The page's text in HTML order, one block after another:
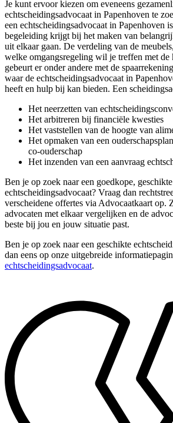
Je kunt ervoor kiezen om eveneens
echtscheidingsadvocaat in Papenhoven te
een echtscheidingsadvocaat in Papenhoven
begeleiding krijgt bij het maken van
uit elkaar gaan. De verdeling van de
welke omgangsregeling wil je treffen met de
gebeurt er onder andere met de
waar de echtscheidingsadvocaat in
heeft en hulp bij kan bieden. Een
Het neerzetten van
Het arbitreren bij financiële kwesties
Het vaststellen van de hoogte van
Het opmaken van een
co-ouderschap
Het inzenden van een aanvraag
Ben je op zoek naar een goedkope,
echtscheidingsadvocaat? Vraag dan
verscheidene offertes via Advocaatkaart op.
advocaten met elkaar vergelijken en de
beste bij jou en jouw situatie past.
Ben je op zoek naar een geschikte
dan eens op onze uitgebreide
echtscheidingsadvocaat.